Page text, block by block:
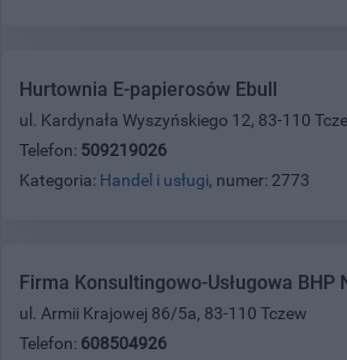
Hurtownia E-papierosów Ebull
ul. Kardynała Wyszyńskiego 12, 83-110
Telefon: 509219026
Kategoria: Handel i usługi, numer: 2773
Firma Konsultingowo-Usługowa BHP
ul. Armii Krajowej 86/5a, 83-110 Tczew
Telefon: 608504926